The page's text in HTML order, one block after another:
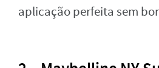
aplicação perfeita sem